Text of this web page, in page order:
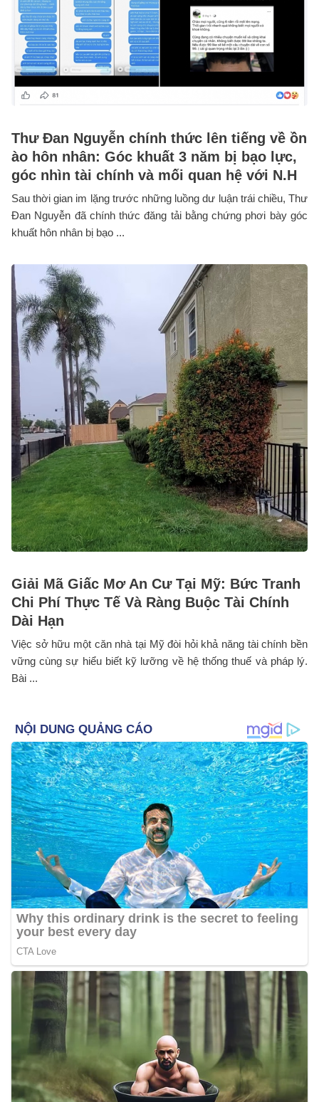
Thư Đan Nguyễn chính thức lên tiếng về ồn
ào hôn nhân: Góc khuất 3 năm bị bạo lực,
góc nhìn tài chính và mối quan hệ với N.H
Sau thời gian im lặng trước những luồng dư luận trái chiều, Thư
Đan Nguyễn đã chính thức đăng tải bằng chứng phơi bày góc
khuất hôn nhân bị bạo ...
Giải Mã Giấc Mơ An Cư Tại Mỹ: Bức Tranh
Chi Phí Thực Tế Và Ràng Buộc Tài Chính
Dài Hạn
Việc sở hữu một căn nhà tại Mỹ đòi hỏi khả năng tài chính bền
vững cùng sự hiểu biết kỹ lưỡng về hệ thống thuế và pháp lý.
Bài ...